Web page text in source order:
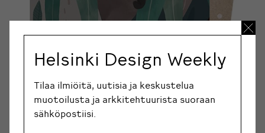
Helsinki Design Weekly
Tilaa ilmiöitä, uutisia ja keskustelua
muotoilusta ja arkkitehtuurista suoraan
sähköpostiisi.